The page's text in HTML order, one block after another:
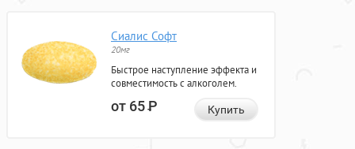
Сиалис Софт
20мг
Быстрое наступление эффекта и
совместимость с алкоголем.
от 65Р Купить